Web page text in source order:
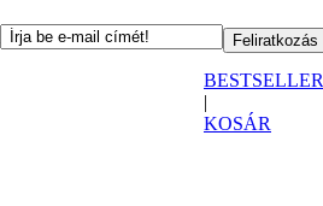
BESTSELLER
|
KOSÁR